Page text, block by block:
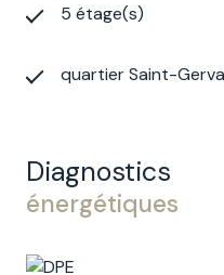
5 étage(s)
quartier Saint-
Diagnostics
énergétiques